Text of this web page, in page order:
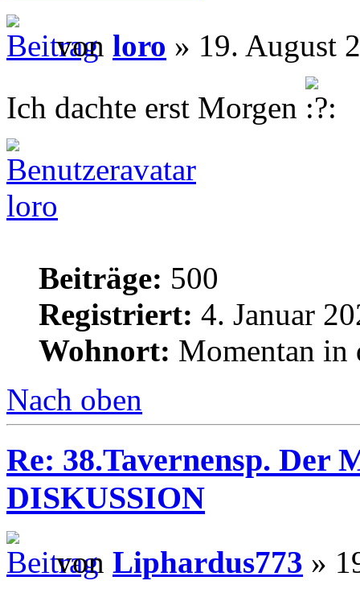
von loro » 19. August
Ich dachte erst Morgen
loro
Beiträge: 500
Registriert: 4. Januar
Wohnort: Momentan in
Nach oben
Re: 38.Tavernensp. Der
DISKUSSION
von Liphardus773 »